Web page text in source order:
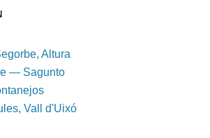
Altura
— Sagunto
Vall d'Uixó